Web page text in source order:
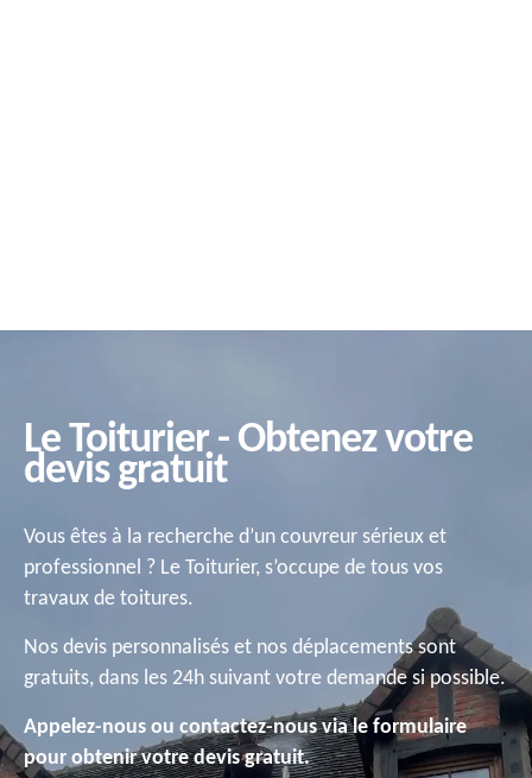
Le Toiturier - Obtenez votre
devis gratuit
Vous êtes à la recherche d’un couvreur sérieux et
professionnel ? Le Toiturier, s’occupe de tous vos
travaux de toitures.
Nos devis personnalisés et nos déplacements sont
gratuits, dans les 24h suivant votre demande si possible.
Appelez-nous ou contactez-nous via le formulaire
pour obtenir votre devis gratuit.